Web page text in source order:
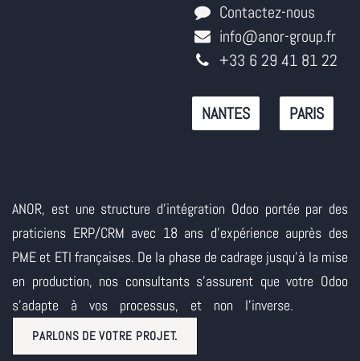
Contactez-nous
info@anor-group.fr
+33 6 29 41 81 22
NANTES PARIS
ANOR, est une structure d'intégration Odoo portée par des
praticiens ERP/CRM avec 18 ans d'expérience auprès des
PME et ETI françaises. De la phase de cadrage jusqu'à la mise
en production, nos consultants s'assurent que votre Odoo
s'adapte à vos processus, et non l'inverse.
PARLONS DE VOTRE PROJET.